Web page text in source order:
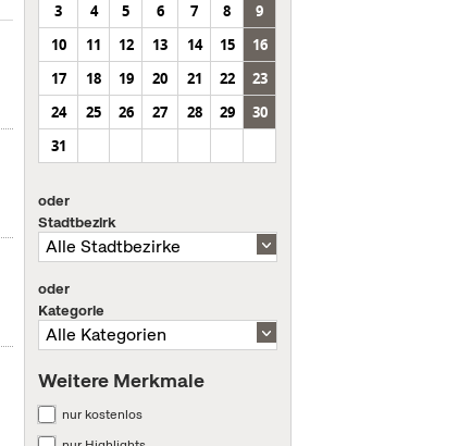
3
4 5 6 7 8
9
10
11 12 13 14 15
16
17
18 19 20 21 22
23
24
25 26 27 28 29
30
31
oder
Stadtbezirk
oder
Kategorie
Weitere Merkmale
nur kostenlos